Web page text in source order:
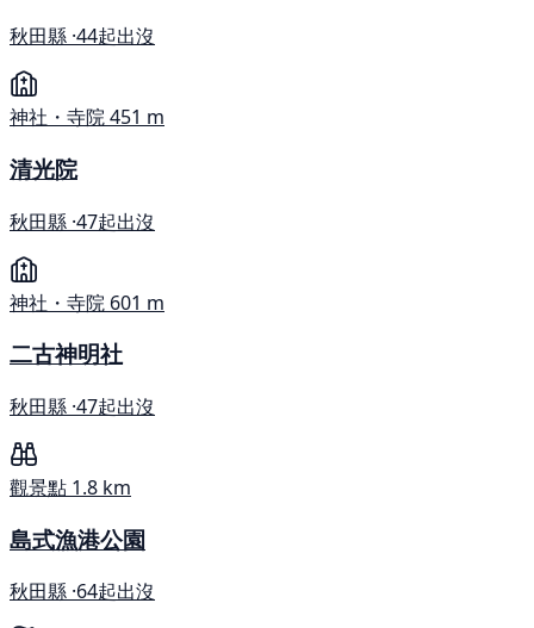
秋田縣 ·44起出沒
神社・寺院451 m
清光院
秋田縣 ·47起出沒
神社・寺院 601 m
二古神明社
秋田縣 ·47起出沒
觀景點 1.8 km
島式漁港公園
秋田縣 ·64起出沒